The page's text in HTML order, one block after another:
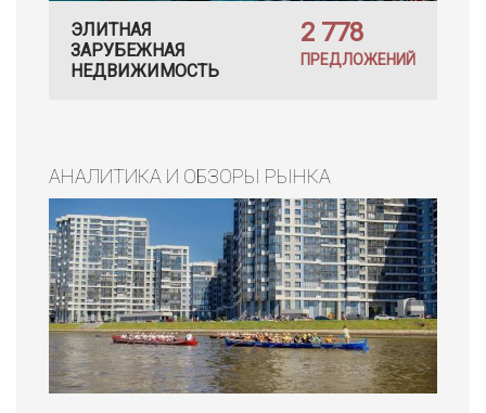
ЭЛИТНАЯ
ЗАРУБЕЖНАЯ
НЕДВИЖИМОСТЬ
2 778
ПРЕДЛОЖЕНИЙ
АНАЛИТИКА И ОБЗОРЫ РЫНКА